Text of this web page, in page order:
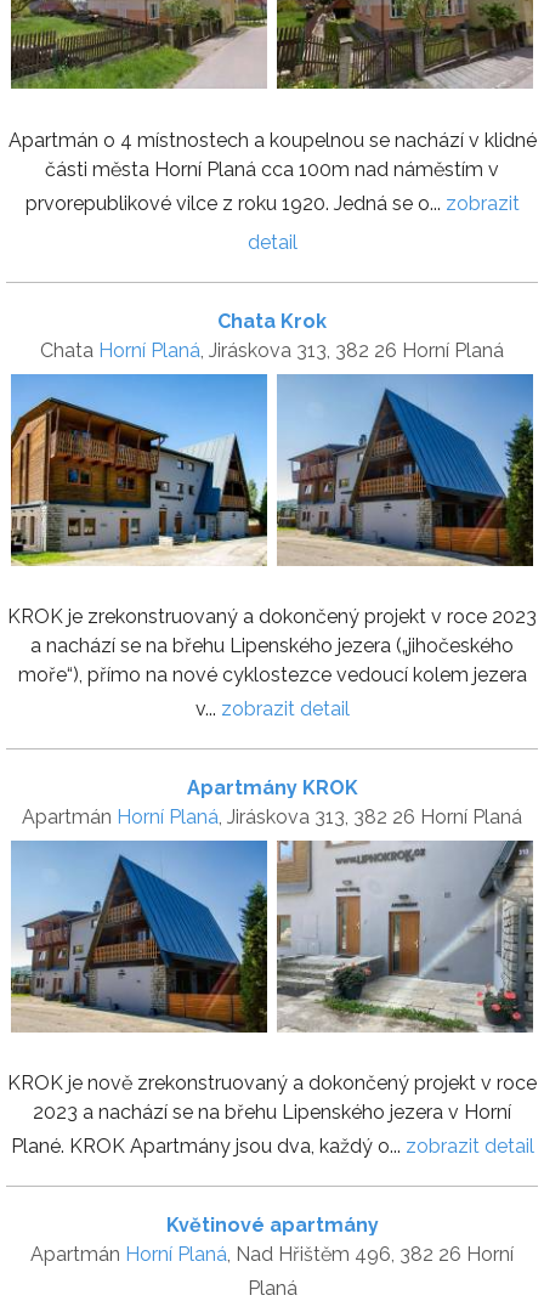
Apartmán o 4 místnostech a koupelnou se nachází v klidné
části města Horní Planá cca 100m nad náměstím v
prvorepublikové vilce z roku 1920. Jedná se o... zobrazit
detail
Chata Krok
Chata Horní Planá , Jiráskova 313, 382 26 Horní Planá
KROK je zrekonstruovaný a dokončený projekt v roce 2023
a nachází se na břehu Lipenského jezera („jihočeského
moře“), přímo na nové cyklostezce vedoucí kolem jezera
v... zobrazit detail
Apartmány KROK
Apartmán Horní Planá, Jiráskova 313, 382 26 Horní Planá
KROK je nově zrekonstruovaný a dokončený projekt v roce
2023 a nachází se na břehu Lipenského jezera v Horní
Plané. KROK Apartmány jsou dva, každý o... zobrazit detail
Květinové apartmány
Apartmán Horní Planá, Nad Hřištěm 496, 382 26 Horní
Planá